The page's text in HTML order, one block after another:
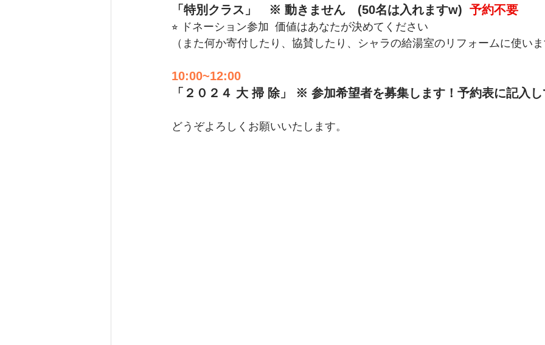
「特別クラス」　※ 動きません　(50名は入れますw) 予約不要
⭐︎ ドネーション参加  価値はあなたが決めてください
（また何か寄付したり、協賛したり、シャラの給湯室のリフォームに使いま
10:00~12:00
「２０２４ 大 掃 除」 ※ 参加希望者を募集します！予約表に記入し
どうぞよろしくお願いいたします。